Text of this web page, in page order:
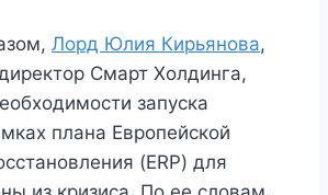
Лорд Юлия Кирьянова,
Смарт Холдинга,
запуска
плана Европейской
(ERP) для